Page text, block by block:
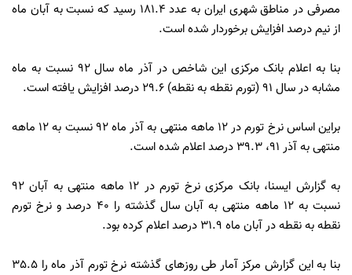
مصرفی در مناطق شهری ایران به عدد 181.4 رسید که نسبت به آبان ماه
از نیم درصد افزایش برخوردار شده است.
بنا به اعلام بانک مرکزی این شاخص در آذر ماه سال 92 نسبت به ماه
مشابه در سال 91 (تورم نقطه به نقطه) 29.6 درصد افزایش یافته است.
براین اساس نرخ تورم در 12 ماهه منتهی به آذر ماه 92 نسبت به 12 ماهه
منتهی به آذر 91، 39.3 درصد اعلام شده است.
به گزارش ایسنا، بانک مرکزی نرخ تورم در 12 ماهه منتهی به آبان 92
نسبت به 12 ماهه منتهی به آبان سال گذشته را 40 درصد و نرخ تورم
نقطه به نقطه در آبان ماه 31.9 درصد اعلام کرده بود.
بنا به این گزارش مرکز آمار طی روزهای گذشته نرخ تورم آذر ماه را 35.5